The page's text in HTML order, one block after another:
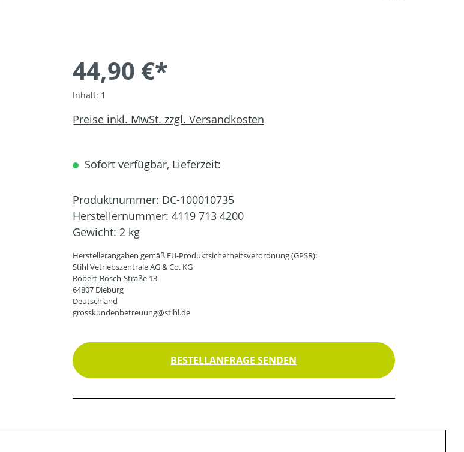
44,90 €*
Inhalt: 1
Preise inkl. MwSt. zzgl. Versandkosten
Sofort verfügbar, Lieferzeit:
Produktnummer: DC-100010735
Herstellernummer: 4119 713 4200
Gewicht: 2 kg
Herstellerangaben gemäß EU-Produktsicherheitsverordnung (GPSR):
Stihl Vetriebszentrale AG & Co. KG
Robert-Bosch-Straße 13
64807 Dieburg
Deutschland
grosskundenbetreuung@stihl.de
BESTELLANFRAGE SENDEN